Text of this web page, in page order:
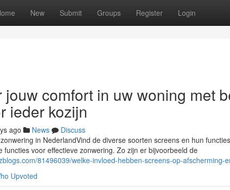
New Submit Groups Register Login
jouw comfort in uw woning met
ieder kozijn
ago News
Discuss
in NederlandVind de diverse soorten screens en hun
functies voor effectieve zonwering. Zo zijn er bijvoorbeeld de
81496039/welke-invloed-hebben-screens-op-afscherming-
Upvoted